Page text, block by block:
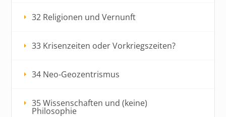
32 Religionen und Vernunft
33 Krisenzeiten oder Vorkriegszeiten?
34 Neo-Geozentrismus
35 Wissenschaften und (keine)
Philosophie